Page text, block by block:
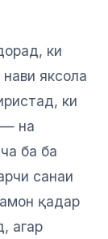
ки
яксола
ки
— на
ба ба
санаи
қадар
агар